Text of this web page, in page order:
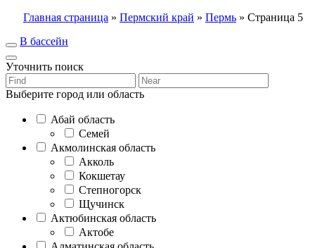
Главная страница » Пермский край » Пермь » Страница 5
В бассейн
Уточнить поиск
Выберите город или область
Абай область
Семей
Акмолинская область
Акколь
Кокшетау
Степногорск
Щучинск
Актюбинская область
Актобе